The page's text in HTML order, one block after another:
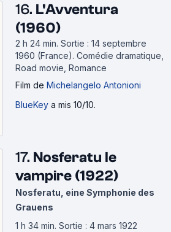
16. L'Avventura
(1960)
2 h 24 min. Sortie : 14 septembre
1960 (France). Comédie dramatique,
Road movie, Romance
Film de Michelangelo Antonioni
BlueKey a mis 10/10.
17. Nosferatu le
vampire (1922)
Nosferatu, eine Symphonie des
Grauens
1 h 34 min. Sortie : 4 mars 1922